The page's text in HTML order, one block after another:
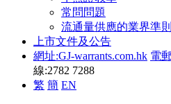
常問問題
流通量供應的業界準則
上市文件及公告
網址:GJ-warrants.com.hk 電
線:2782 7288
繁 簡 EN